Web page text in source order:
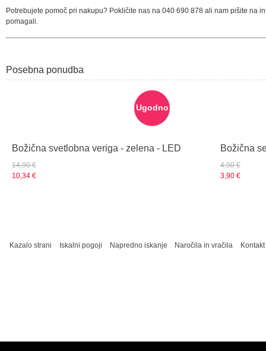
Potrebujete pomoč pri nakupu? Pokličite nas na 040 690 878 ali nam pišite na
pomagali.
Posebna ponudba
Ugodno
Božična svetlobna veriga - zelena - LED
14,90 €
10,34 €
Božična
4,90 €
3,90 €
Kazalo strani Iskalni pogoji Napredno iskanje Naročila in vračila Kontakt